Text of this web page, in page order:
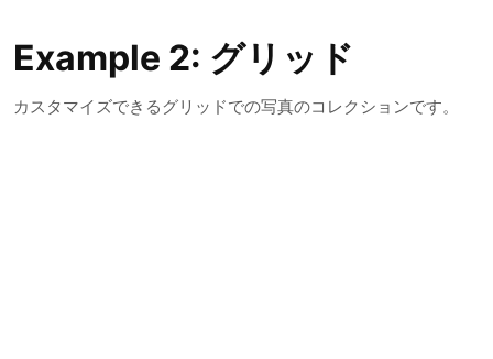
Example 2: グリッド
カスタマイズできるグリッドでの写真のコレクションです。